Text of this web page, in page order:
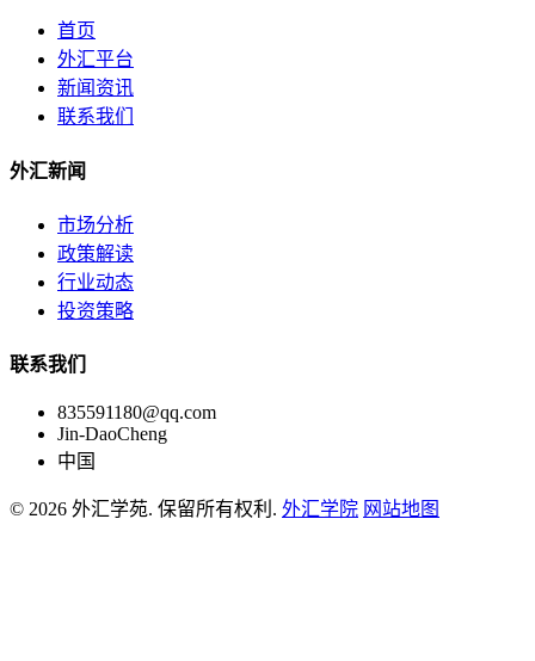
首页
外汇平台
新闻资讯
联系我们
外汇新闻
市场分析
政策解读
行业动态
投资策略
联系我们
835591180@qq.com
Jin-DaoCheng
中国
© 2026 外汇学苑. 保留所有权利. 外汇学院 网站地图